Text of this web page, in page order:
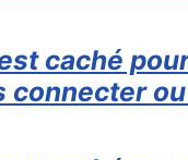
caché
connecter